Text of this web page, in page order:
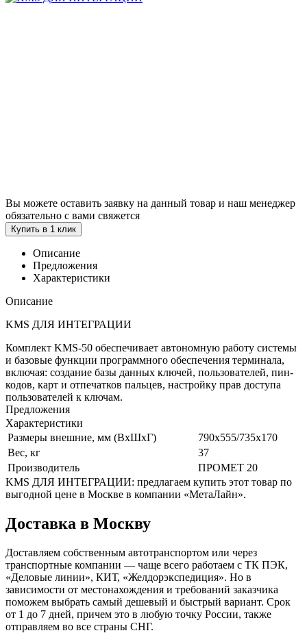
Вы можете оставить заявку на данный товар и наш менеджер
обязательно с вами свяжется
Купить в 1 клик
Описание
Предложения
Характеристики
Описание
KMS ДЛЯ ИНТЕГРАЦИИ
Комплект KMS-50 обеспечивает автономную работу системы
и базовые функции программного обеспечения терминала,
включая: создание базы данных ключей, пользователей, пин-
кодов, карт и отпечатков пальцев, настройку прав доступа
пользователей к ключам.
Предложения
Характеристики
Размеры внешние, мм (ВхШхГ)
790x555/735x170
Вес, кг
37
Производитель
ПРОМЕТ 20
KMS ДЛЯ ИНТЕГРАЦИИ: предлагаем купить этот товар по
выгодной цене в Москве в компании «МетаЛайн».
Доставка в Москву
Доставляем собственным автотранспортом или через
транспортные компании — чаще всего работаем с ТК ПЭК,
«Деловые линии», КИТ, «Желдорэкспедиция». Но в
зависимости от местонахождения и требований заказчика
поможем выбрать самый дешевый и быстрый вариант. Срок
от 1 до 7 дней, причем это в любую точку России, также
отправляем во все страны СНГ.